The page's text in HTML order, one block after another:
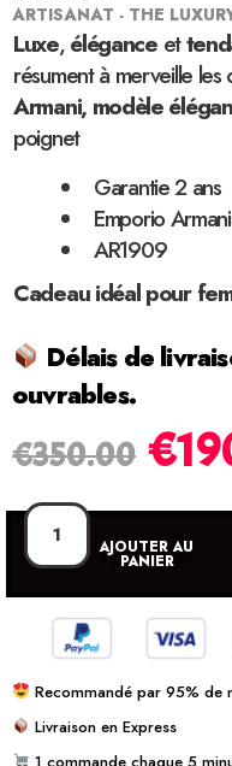
ARTISANAT - THE
Luxe,éléganceet
résument à merveille les
Armani, modèle
poignet
Garantie 2 ans
Emporio
AR1909
Cadeau idéal pour
Délais de
ouvrables.
€350.00 €
AJOUTER AU
PANIER
Recommandé par 95% de
Livraison en Express
1 commande chaque 5